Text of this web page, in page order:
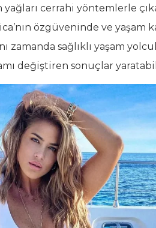
cerrahi yöntemlerle
özgüveninde ve
zamanda sağlıklı yaşam
değiştiren sonuçlar